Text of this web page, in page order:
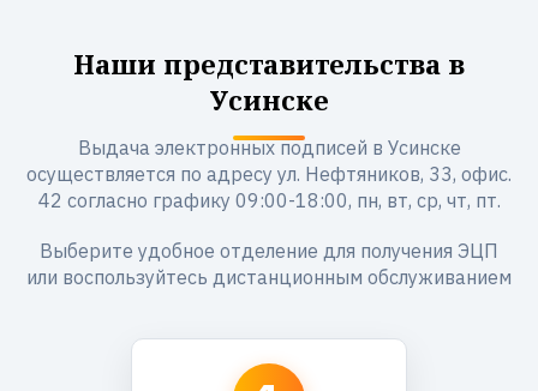
Наши представительства в
Усинске
Выдача электронных подписей в Усинске
осуществляется по адресу ул. Нефтяников, 33, офис.
42 согласно графику 09:00-18:00, пн, вт, ср, чт, пт.
Выберите удобное отделение для получения ЭЦП
или воспользуйтесь дистанционным обслуживанием